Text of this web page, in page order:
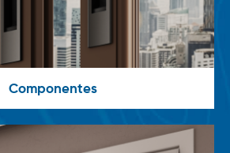
Componentes